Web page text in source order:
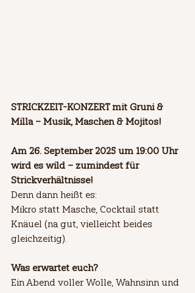
STRICKZEIT-KONZERT mit Gruni &
Milla – Musik, Maschen & Mojitos!
Am 26. September 2025 um 19:00 Uhr
wird es wild – zumindest für
Strickverhältnisse!
Denn dann heißt es:
Mikro statt Masche, Cocktail statt
Knäuel (na gut, vielleicht beides
gleichzeitig).
Was erwartet euch?
Ein Abend voller Wolle, Wahnsinn und